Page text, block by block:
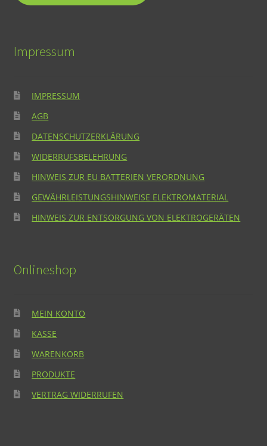
Impressum
IMPRESSUM
AGB
DATENSCHUTZERKLÄRUNG
WIDERRUFSBELEHRUNG
HINWEIS ZUR EU BATTERIEN VERORDNUNG
GEWÄHRLEISTUNGSHINWEISE ELEKTROMATERIAL
HINWEIS ZUR ENTSORGUNG VON ELEKTROGERÄTEN
Onlineshop
MEIN KONTO
KASSE
WARENKORB
PRODUKTE
VERTRAG WIDERRUFEN